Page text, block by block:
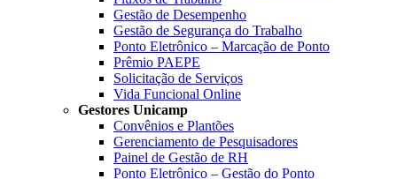
Gestão de Desempenho
Gestão de Segurança do Trabalho
Ponto Eletrônico – Marcação de Ponto
Prêmio PAEPE
Solicitação de Serviços
Vida Funcional Online
Gestores Unicamp
Convênios e Plantões
Gerenciamento de Pesquisadores
Painel de Gestão de RH
Ponto Eletrônico – Gestão do Ponto